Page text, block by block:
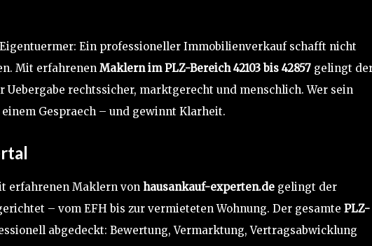
Ein professioneller Immobilienverkauf schafft nicht
Mit erfahrenen Maklern im PLZ-Bereich 42103 bis 42857 gelingt
Uebergabe rechtssicher, marktgerecht und menschlich. Wer sein
Gespraech – und gewinnt Klarheit.
erfahrenen Maklern von hausankauf-experten.de gelingt der
– vom EFH bis zur vermieteten Wohnung. Der gesamte PLZ-
abgedeckt: Bewertung, Vermarktung, Vertragsabwicklung